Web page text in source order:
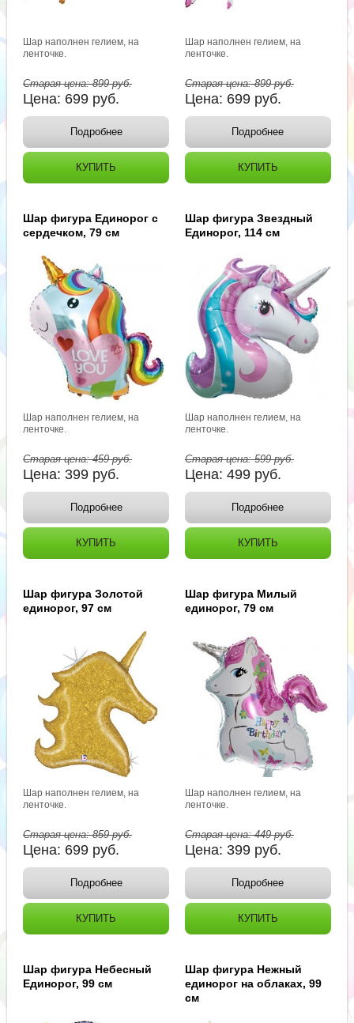
Шар наполнен гелием, на
ленточке.
Старая цена:899руб.
Цена: 699 руб.
Подробнее
КУПИТЬ
Шар наполнен гелием, на
ленточке.
Старая цена:899руб.
Цена: 699 руб.
Подробнее
КУПИТЬ
Шар фигура Единорог с
сердечком, 79 см
Шар наполнен гелием, на
ленточке.
Старая цена:459руб.
Цена: 399 руб.
Подробнее
КУПИТЬ
Шар фигура Звездный
Единорог, 114 см
Шар наполнен гелием, на
ленточке.
Старая цена:599руб.
Цена: 499 руб.
Подробнее
КУПИТЬ
Шар фигура Золотой
единорог, 97 см
Шар наполнен гелием, на
ленточке.
Старая цена:859руб.
Цена: 699 руб.
Подробнее
КУПИТЬ
Шар фигура Милый
единорог, 79 см
Шар наполнен гелием, на
ленточке.
Старая цена:449руб.
Цена: 399 руб.
Подробнее
КУПИТЬ
Шар фигура Небесный
Единорог, 99 см
Шар фигура Нежный
единорог на облаках, 99
см